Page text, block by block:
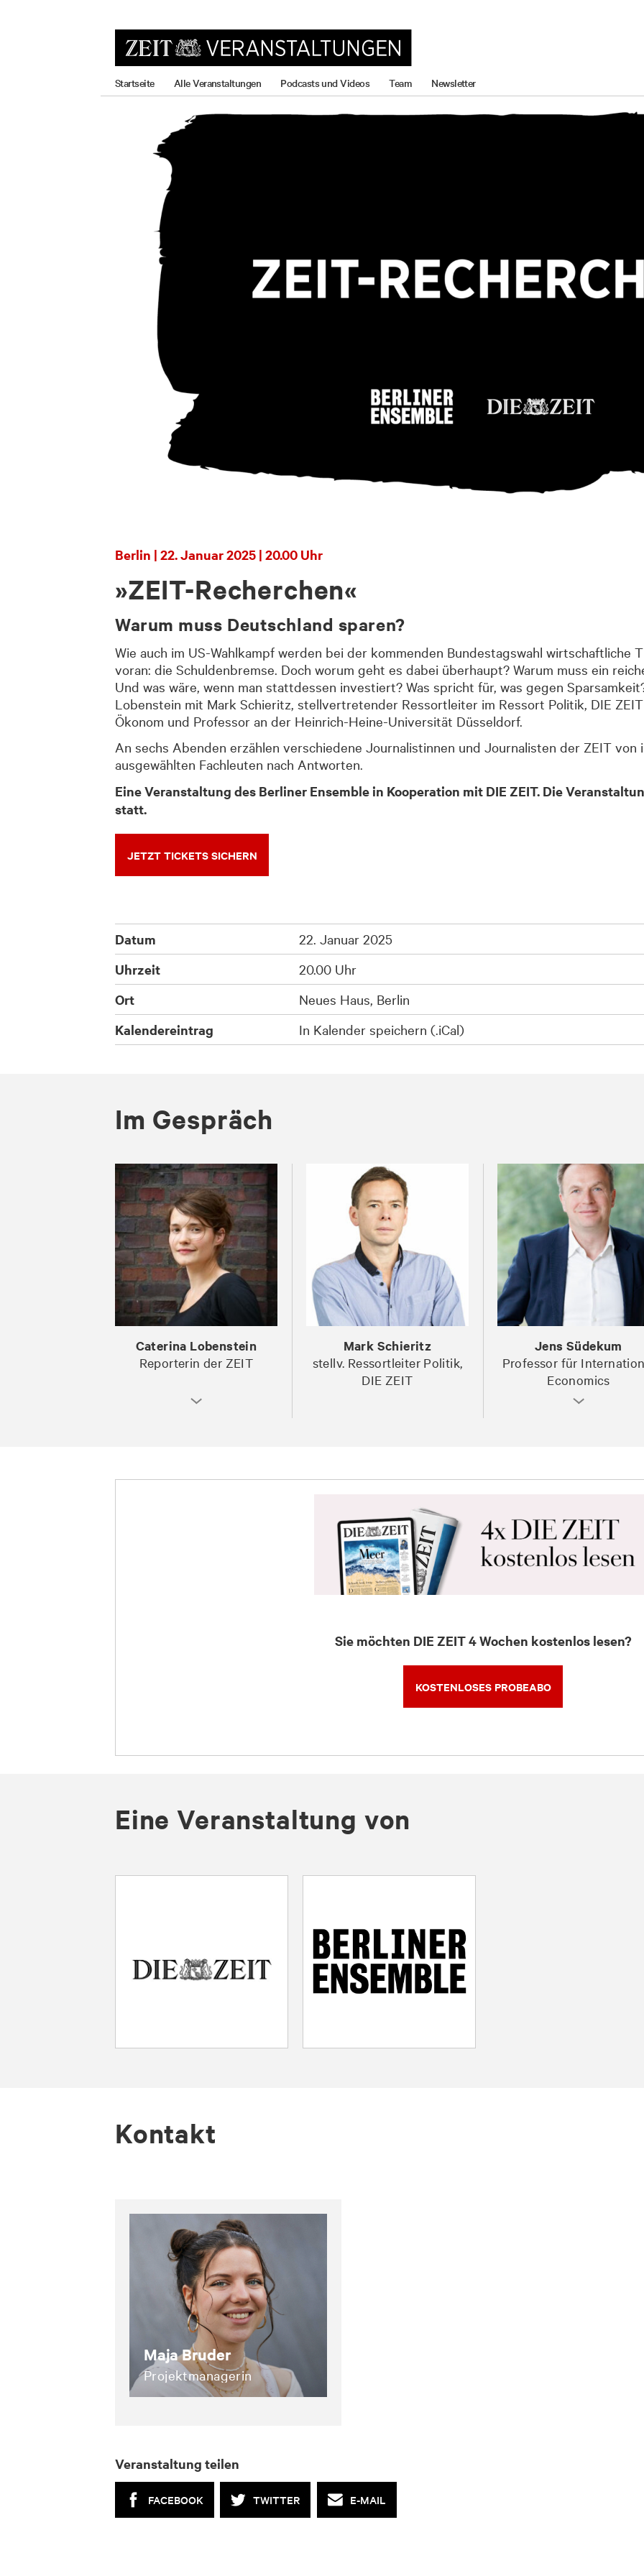
Startseite Alle Veranstaltungen Podcasts und Videos Team Newsletter
Berlin | 22. Januar 2025 | 20.00 Uhr
»ZEIT-Recherchen«
Warum muss Deutschland sparen?
Wie auch im US-Wahlkampf werden bei der kommenden Bundestagswahl wirtschaftliche
voran: die Schuldenbremse. Doch worum geht es dabei überhaupt? Warum muss ein
Und was wäre, wenn man stattdessen investiert? Was spricht für, was gegen
Lobenstein mit Mark Schieritz, stellvertretender Ressortleiter im Ressort Politik, DIE
Ökonom und Professor an der Heinrich-Heine-Universität Düsseldorf.
An sechs Abenden erzählen verschiedene Journalistinnen und Journalisten der ZEIT von
ausgewählten Fachleuten nach Antworten.
Eine Veranstaltung des Berliner Ensemble in Kooperation mit DIE ZEIT. Die
statt.
JETZT TICKETS SICHERN
Datum 22. Januar 2025
Uhrzeit 20.00 Uhr
Ort Neues Haus, Berlin
Kalendereintrag In Kalender speichern (.iCal)
Im Ge­spräch
Caterina Lobenstein
Reporterin der ZEIT
Mark Schieritz
stellv. Ressortleiter Politik,
DIE ZEIT
Jens Südekum
Professor für
Economics
Sie möchten DIE ZEIT 4 Wochen kostenlos lesen?
KOSTENLOSES PROBEABO
Eine Veranstaltung von
Kontakt
Maja Bruder
Projektmanagerin
veranstaltungen@zeit.de
Veranstaltung teilen
FACEBOOK TWITTER E-MAIL